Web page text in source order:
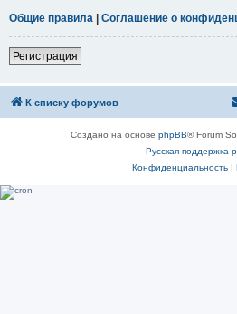
Общие правила | Соглашение о
Регистрация
К списку форумов
Создано на основе phpBB® Forum
Русская поддержка
Конфиденциальность|